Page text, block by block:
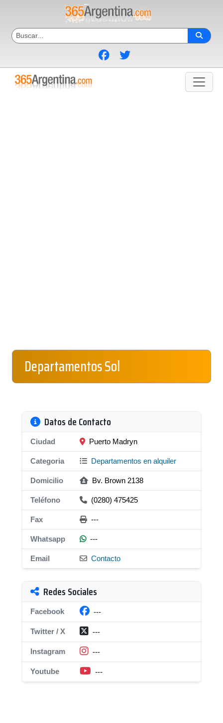
Departamentos Sol
Datos de Contacto
Ciudad Puerto Madryn
Categoria Departamentos en alquiler
Domicilio Bv. Brown 2138
Teléfono (0280) 475425
Fax ---
Whatsapp ---
Email Contacto
Redes Sociales
Facebook ---
Twitter / X ---
Instagram ---
Youtube ---